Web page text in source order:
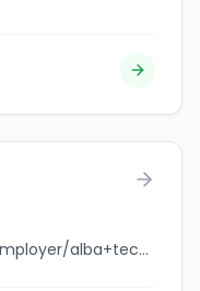
jobbank.gc.ca/browsejobs/employer/alba+tech+roofing/ca